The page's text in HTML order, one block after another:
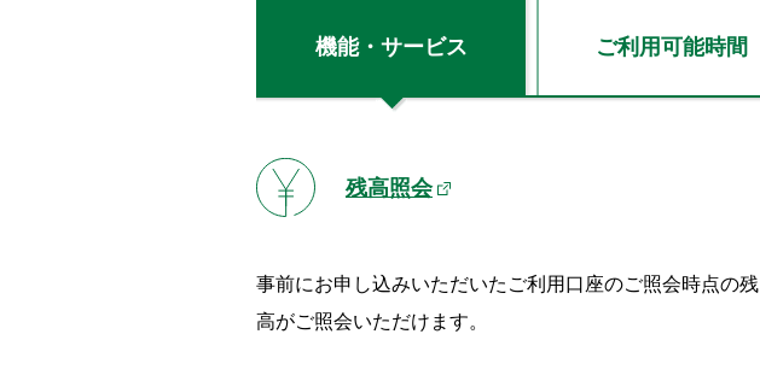
機能・サービス ご利用可能時間
残高照会
事前にお申し込みいただいたご利用口座のご照会時点の残
高がご照会いただけます。